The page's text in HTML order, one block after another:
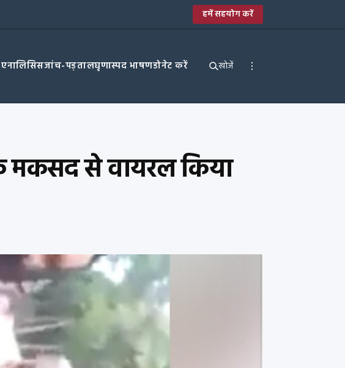
हमें सहयोग करें
एनालिसिसजांच-पड़तालघृणास्पद भाषणडोनेट करें खोजें
के मकसद से वायरल किया